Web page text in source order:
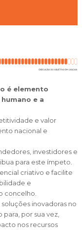
é elemento
e a
e valor
nacional e
investidores e
para este ímpeto.
criativo e facilite
e
concelho.
inovadoras no
por sua vez,
nos recursos